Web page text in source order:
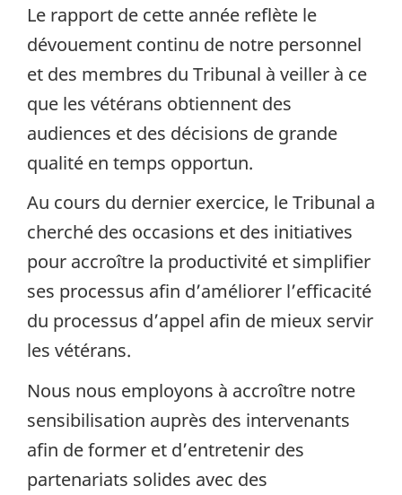
Le rapport de cette année reflète le
dévouement continu de notre personnel
et des membres du Tribunal à veiller à ce
que les vétérans obtiennent des
audiences et des décisions de grande
qualité en temps opportun.
Au cours du dernier exercice, le Tribunal a
cherché des occasions et des initiatives
pour accroître la productivité et simplifier
ses processus afin d’améliorer l’efficacité
du processus d’appel afin de mieux servir
les vétérans.
Nous nous employons à accroître notre
sensibilisation auprès des intervenants
afin de former et d’entretenir des
partenariats solides avec des